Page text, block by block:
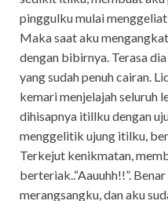
pinggulku mulai
Maka saat aku
dengan bibirnya. Terasa
yang sudah penuh cairan.
kemari menjelajah seluruh
dihisapnya itillku dengan
menggelitik ujung itilku,
Terkejut kenikmatan,
berteriak..“Aauuhh!!”.
merangsangku, dan aku